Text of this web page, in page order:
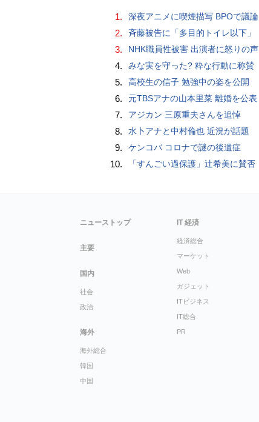
1. 深夜アニメに喫煙描写 BPOで議論
2. 斉藤被告に「多目的トイレ以下」
3. NHK職員性被害 出演者に怒りの声
4. みな実を守った? 粋な行動に称賛
5. 高校生の信子 勉強中の姿を公開
6. 元TBSアナの山本里菜 離婚を公表
7. アジカン 三原重夫さんを追悼
8. 水卜アナと中村倫也 近況が話題
9. ケンコバ コロナで謎の後遺症
10. 「すんごい過保護」辻希美に賛否
ニューストップ
主要
国内
社会
政治
海外
海外総合
韓国
中国
IT 経済
経済総合
マーケット
Web
ガジェット
ITビジネス
IT総合
PR